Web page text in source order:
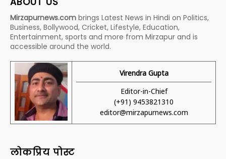
Mirzapurnews.com brings Latest News in Hindi on Politics,
Business, Bollywood, Cricket, Lifestyle, Education,
Entertainment, sports and more from Mirzapur and is
accessible around the world.
Virendra Gupta
Editor-in-Chief
(+91) 9453821310
editor@mirzapurnews.com
लोकप्रिय पोस्ट